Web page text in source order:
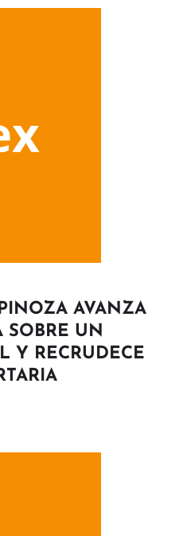
AVANZA
SOBRE UN
Y RECRUDECE